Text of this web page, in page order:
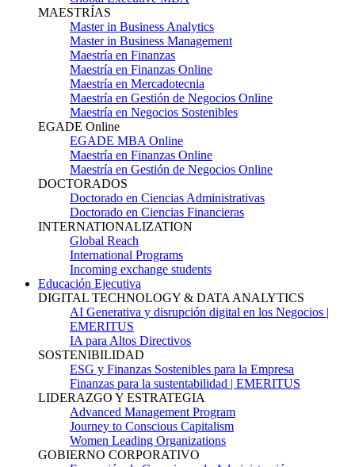
MAESTRÍAS
Master in Business Analytics
Master in Business Management
Maestría en Finanzas
Maestría en Finanzas Online
Maestría en Mercadotecnia
Maestría en Gestión de Negocios Online
Maestría en Negocios Sostenibles
EGADE Online
EGADE MBA Online
Maestría en Finanzas Online
Maestría en Gestión de Negocios Online
DOCTORADOS
Doctorado en Ciencias Administrativas
Doctorado en Ciencias Financieras
INTERNATIONALIZATION
Global Reach
International Programs
Incoming exchange students
Educación Ejecutiva
DIGITAL TECHNOLOGY & DATA ANALYTICS
AI Generativa y disrupción digital en los Negocios |
EMERITUS
IA para Altos Directivos
SOSTENIBILIDAD
ESG y Finanzas Sostenibles para la Empresa
Finanzas para la sustentabilidad | EMERITUS
LIDERAZGO Y ESTRATEGIA
Advanced Management Program
Journey to Conscious Capitalism
Women Leading Organizations
GOBIERNO CORPORATIVO